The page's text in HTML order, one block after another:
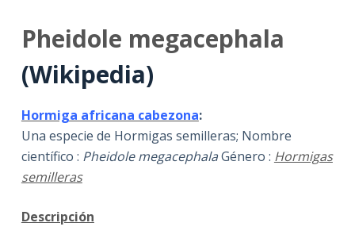
Pheidole megacephala
(Wikipedia)
Hormiga africana cabezona:
Una especie de Hormigas semilleras; Nombre
científico : Pheidole megacephalaGénero : Hormigas
semilleras
Descripción